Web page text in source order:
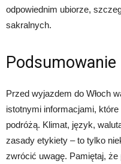
odpowiednim ubiorze,
sakralnych.
Podsumowanie
Przed wyjazdem do Włoch
istotnymi informacjami,
podróżą. Klimat, język,
zasady etykiety – to tylko
zwrócić uwagę. Pamiętaj, że